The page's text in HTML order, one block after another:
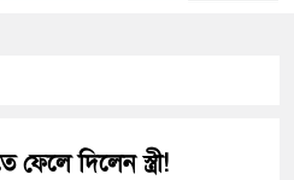
ফেলে দিলেন স্ত্রী!